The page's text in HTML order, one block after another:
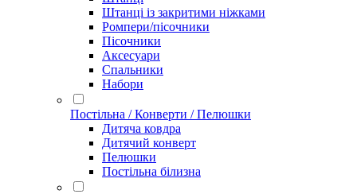
Штанці із закритими ніжками
Ромпери/пісочники
Пісочники
Аксесуари
Спальники
Набори
Постільна / Конверти / Пелюшки
Дитяча ковдра
Дитячий конверт
Пелюшки
Постільна білизна